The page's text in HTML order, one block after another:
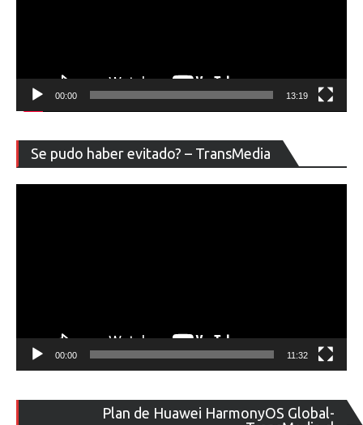
00:00 13:19
Se pudo haber evitado? – TransMedia
de
00:00 11:32
Plan de Huawei HarmonyOS Global-